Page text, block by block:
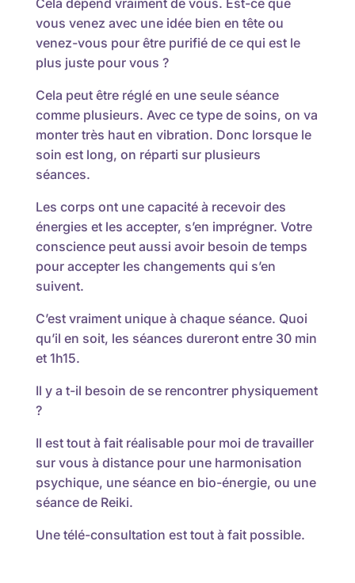
Cela dépend vraiment de vous. Est-ce que
vous venez avec une idée bien en tête ou
venez-vous pour être purifié de ce qui est le
plus juste pour vous ?
Cela peut être réglé en une seule séance
comme plusieurs. Avec ce type de soins, on va
monter très haut en vibration. Donc lorsque le
soin est long, on réparti sur plusieurs
séances.
Les corps ont une capacité à recevoir des
énergies et les accepter, s’en imprégner. Votre
conscience peut aussi avoir besoin de temps
pour accepter les changements qui s’en
suivent.
C’est vraiment unique à chaque séance. Quoi
qu’il en soit, les séances dureront entre 30 min
et 1h15.
Il y a t-il besoin de se rencontrer physiquement
?
Il est tout à fait réalisable pour moi de travailler
sur vous à distance pour une harmonisation
psychique, une séance en bio-énergie, ou une
séance de Reiki.
Une télé-consultation est tout à fait possible.